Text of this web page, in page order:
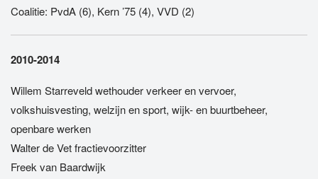
Coalitie: PvdA (6), Kern ’75 (4), VVD (2)
2010-2014
Willem Starreveld wethouder verkeer en vervoer,
volkshuisvesting, welzijn en sport, wijk- en buurtbeheer,
openbare werken
Walter de Vet fractievoorzitter
Freek van Baardwijk